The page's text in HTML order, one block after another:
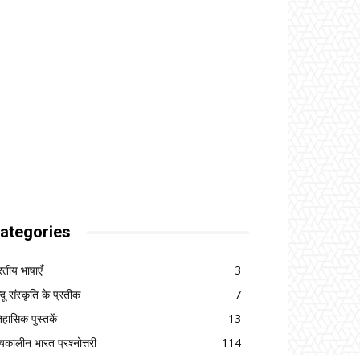
भाषाएँ
3
संस्कृति के प्रतीक
7
पुस्तकें
13
भारत प्रश्नोत्तरी
114